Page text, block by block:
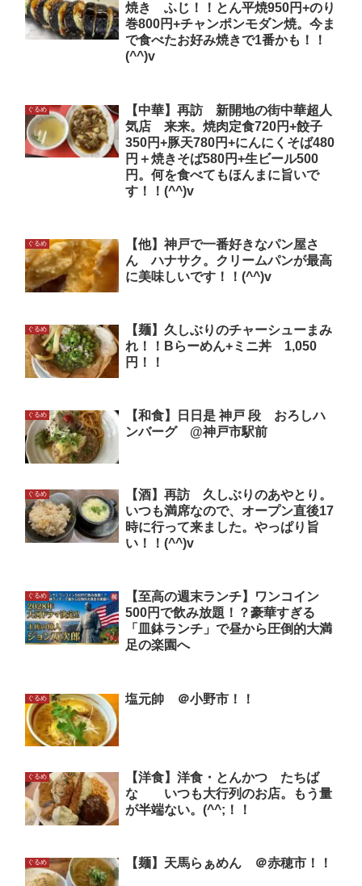
焼き ふじ！！とん平焼950円+のり
巻800円+チャンポンモダン焼。今ま
で食べたお好み焼きで1番かも！！
(^^)v
ぐるめ
【中華】再訪 新開地の街中華超人
気店 来来。焼肉定食720円+餃子
350円+豚天780円+にんにくそば480
円＋焼きそば580円+生ビール500
円。何を食べてもほんまに旨いで
す！！(^^)v
ぐるめ
【他】神戸で一番好きなパン屋さ
ん ハナサク。クリームパンが最高
に美味しいです！！(^^)v
ぐるめ
【麺】久しぶりのチャーシューまみ
れ！！Bらーめん+ミニ丼 1,050
円！！
ぐるめ
【和食】日日是 神戸 段 おろしハ
ンバーグ @神戸市駅前
ぐるめ
【酒】再訪 久しぶりのあやとり。
いつも満席なので、オープン直後17
時に行って来ました。やっぱり旨
い！！(^^)v
ぐるめ
【至高の週末ランチ】ワンコイン
500円で飲み放題！？豪華すぎる
「皿鉢ランチ」で昼から圧倒的大満
足の楽園へ
ぐるめ 塩元帥 ＠小野市！！
ぐるめ
【洋食】洋食・とんかつ たちば
な いつも大行列のお店。もう量
が半端ない。(^^;！！
ぐるめ 【麺】天馬らぁめん ＠赤穂市！！